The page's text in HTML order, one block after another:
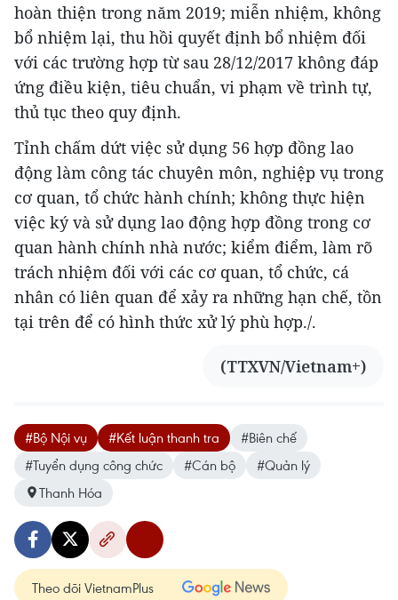
hoàn thiện trong năm 2019; miễn nhiệm, không
bổ nhiệm lại, thu hồi quyết định bổ nhiệm đối
với các trường hợp từ sau 28/12/2017 không đáp
ứng điều kiện, tiêu chuẩn, vi phạm về trình tự,
thủ tục theo quy định.
Tỉnh chấm dứt việc sử dụng 56 hợp đồng lao
động làm công tác chuyên môn, nghiệp vụ trong
cơ quan, tổ chức hành chính; không thực hiện
việc ký và sử dụng lao động hợp đồng trong cơ
quan hành chính nhà nước; kiểm điểm, làm rõ
trách nhiệm đối với các cơ quan, tổ chức, cá
nhân có liên quan để xảy ra những hạn chế, tồn
tại trên để có hình thức xử lý phù hợp./.
(TTXVN/Vietnam+)
#Bộ Nội vụ #Kết luận thanh tra
#Biên chế
#Tuyển dụng công chức
#Cán bộ
#Quản lý
Thanh Hóa
Theo dõi VietnamPlus